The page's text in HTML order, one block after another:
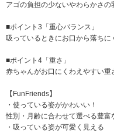
アゴの負担の少ないやわらかさの
■ポイント3「重心バランス」
吸っているときにお口から落ちに
■ポイント4「重さ」
赤ちゃんがお口にくわえやすい重
【FunFriends】
・使っている姿がかわいい！
性別・月齢に合わせて選べる豊富
・吸っている姿が可愛く見える